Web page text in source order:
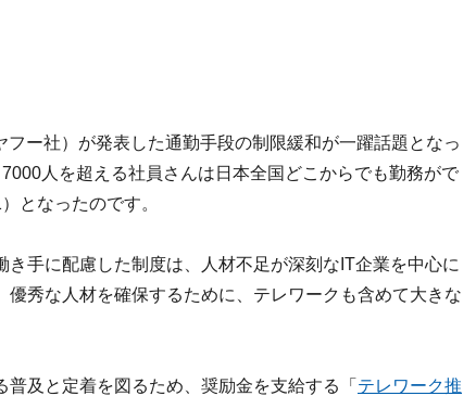
ー社）が発表した通勤手段の制限緩和が一躍話題となっ
人を超える社員さんは日本全国どこからでも勤務がで
となったのです。
手に配慮した制度は、人材不足が深刻なIT企業を中心に
秀な人材を確保するために、テレワークも含めて大きな
及と定着を図るため、奨励金を支給する「 テレワーク推